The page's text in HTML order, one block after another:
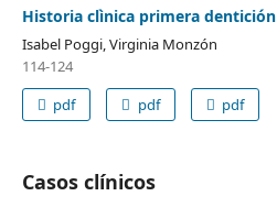
Historia clìnica primera dentición
Isabel Poggi, Virginia Monzón
114-124
pdf
pdf pdf
Casos clínicos